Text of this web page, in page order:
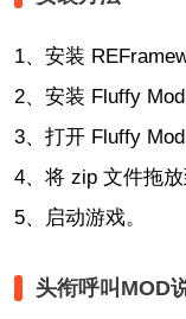
1、安装
2、安装 Fluffy Mod
3、打开 Fluffy Mod
4、将 zip 文件拖放
5、启动游戏。
头衔呼叫MOD